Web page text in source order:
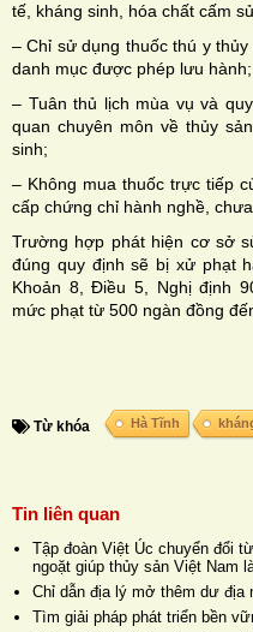
tế, kháng sinh, hóa chất cấm
– Chỉ sử dụng thuốc thú y
danh mục được phép lưu hành;
– Tuân thủ lịch mùa vụ và
quan chuyên môn về thủy
sinh;
– Không mua thuốc trực tiếp
cấp chứng chỉ hành nghề,
Trường hợp phát hiện cơ sở
đúng quy định sẽ bị xử phạt
Khoản 8, Điều 5, Nghị định
mức phạt từ 500 ngàn đồng
Từ khóa Hà Tĩnh
Tin liên quan
Tập đoàn Việt Úc chuyển đổi
ngoặt giúp thủy sản Việt Nam
Chỉ dẫn địa lý mở thêm dư địa
Tìm giải pháp phát triển bền